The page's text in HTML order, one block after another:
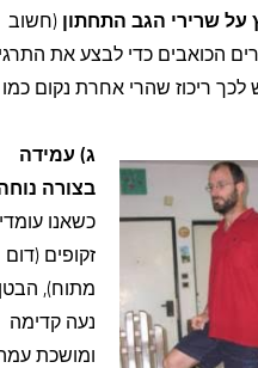
על שרירי הגב התחתון (חשוב
הכואבים כדי לבצע את
לכך ריכוז שהרי אחרת נקום כמו
ג) עמידה
בצורה
כשאנו
זקופים (דום
מתוח), הבטן
נעה קדימה
ומושכת